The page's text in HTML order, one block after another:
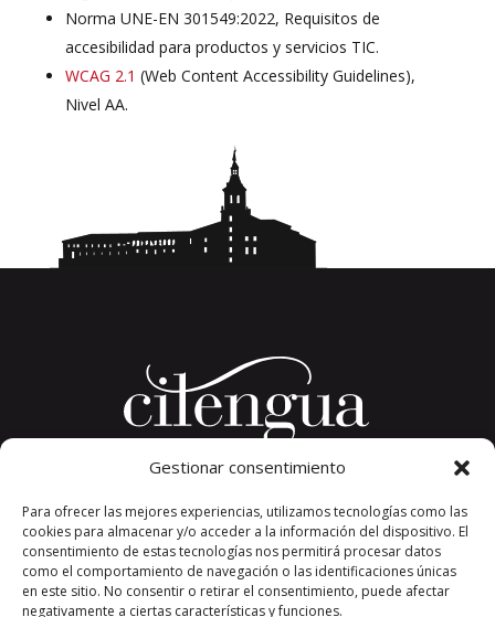
Gestionar consentimiento
Para ofrecer las mejores experiencias, utilizamos tecnologías como las
cookies para almacenar y/o acceder a la información del dispositivo. El
consentimiento de estas tecnologías nos permitirá procesar datos
como el comportamiento de navegación o las identificaciones únicas
en este sitio. No consentir o retirar el consentimiento, puede afectar
negativamente a ciertas características y funciones.
Norma UNE-EN 301549:2022, Requisitos de
accesibilidad para productos y servicios TIC.
WCAG 2.1 (Web Content Accessibility Guidelines),
Nivel AA.
26326 San Millán de la Cogolla
La Rioja. España.
Teléfono: +34 941 373 389
cilengua@cilengua.es